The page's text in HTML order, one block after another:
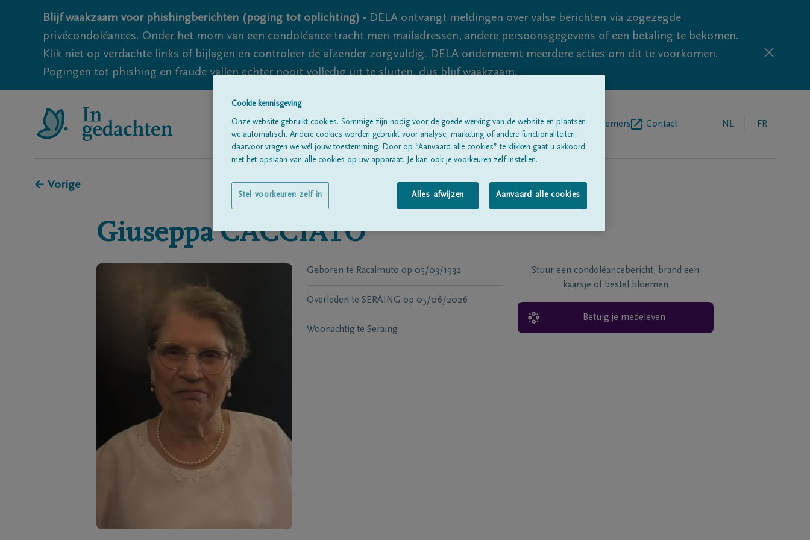
Blijf waakzaam voor phishingberichten (poging tot oplichting) - DELA ontvangt meldingen over valse berichten via zogezegde
privécondoléances. Onder het mom van een condoléance tracht men mailadressen, andere persoonsgegevens of een betaling te bekomen.
Klik niet op verdachte links of bijlagen en controleer de afzender zorgvuldig. DELA onderneemt meerdere acties om dit te voorkomen.
Pogingen tot phishing en fraude vallen echter nooit volledig uit te sluiten, dus blijf waakzaam.
Alle rouwberichtenOver onsBegrafenisondernemers Contact NL FR
← Vorige
Giuseppa CACCIATO
Geboren te Racalmuto op 05/03/1932
Overleden te SERAING op 05/06/2026
Woonachtig te Seraing
Stuur een condoléancebericht, brand een
kaarsje of bestel bloemen
Betuig je medeleven
Cookie kennisgeving
Onze website gebruikt cookies. Sommige zijn nodig voor de goede werking van de website en plaatsen
we automatisch. Andere cookies worden gebruikt voor analyse, marketing of andere functionaliteiten;
daarvoor vragen we wél jouw toestemming. Door op “Aanvaard alle cookies” te klikken gaat u akkoord
met het opslaan van alle cookies op uw apparaat. Je kan ook je voorkeuren zelf instellen.
Alles afwijzen Aanvaard alle cookies
Stel voorkeuren zelf in